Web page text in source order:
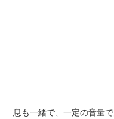
息も一緒で、一定の音量